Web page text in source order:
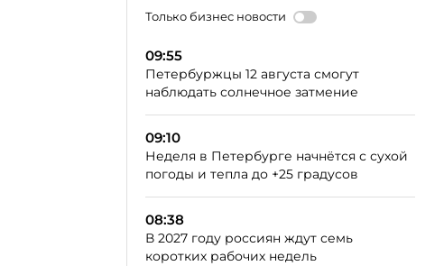
Только бизнес новости
09:55
Петербуржцы 12 августа смогут
наблюдать солнечное затмение
09:10
Неделя в Петербурге начнётся с сухой
погоды и тепла до +25 градусов
08:38
В 2027 году россиян ждут семь
коротких рабочих недель